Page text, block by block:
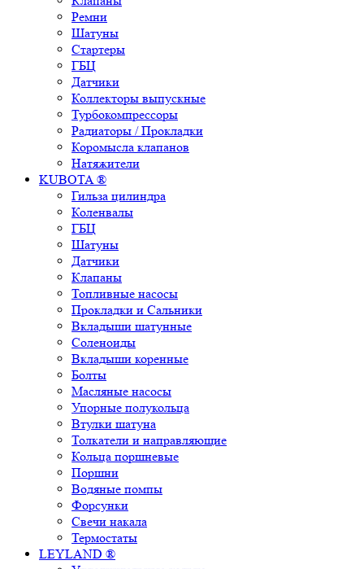
Ремни
Шатуны
Стартеры
ГБЦ
Датчики
Коллекторы выпускные
Турбокомпрессоры
Радиаторы / Прокладки
Коромысла клапанов
Натяжители
KUBOTA ®
Гильза цилиндра
Коленвалы
ГБЦ
Шатуны
Датчики
Клапаны
Топливные насосы
Прокладки и Сальники
Вкладыши шатунные
Соленоиды
Вкладыши коренные
Болты
Масляные насосы
Упорные полукольца
Втулки шатуна
Толкатели и направляющие
Кольца поршневые
Поршни
Водяные помпы
Форсунки
Свечи накала
Термостаты
LEYLAND ®